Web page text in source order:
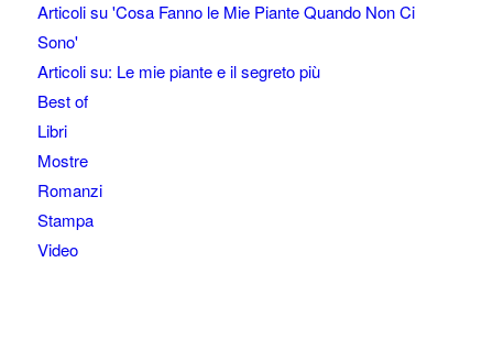
Articoli su 'Cosa Fanno le Mie Piante Quando Non Ci
Sono'
Articoli su: Le mie piante e il segreto più
Best of
Libri
Mostre
Romanzi
Stampa
Video